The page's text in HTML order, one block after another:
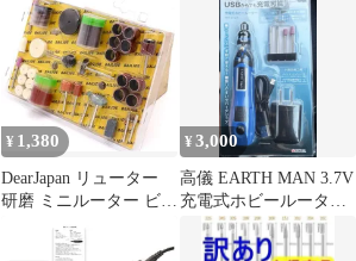
具 大工道具 Makita 簡
易的動作確認済 中古品
260806
¥ 1,380
DearJapan リューター
研磨 ミニルーター ビッ
ト (パッケージ透明,
105pieces・2.35mm)
¥3,000
高儀 EARTH MAN 3.7V
充電式ホビールーター
HRT-37LiA